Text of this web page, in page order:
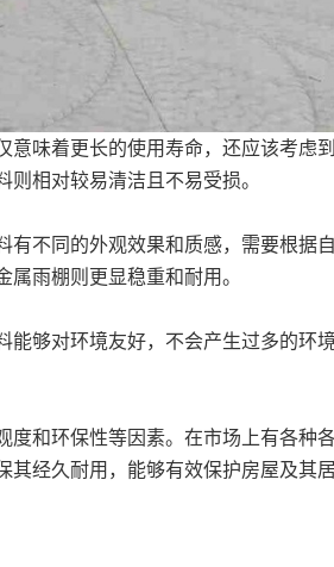
味着更长的使用寿命，还应该考虑
相对较易清洁且不易受损。
不同的外观效果和质感，需要根据
雨棚则更显稳重和耐用。
够对环境友好，不会产生过多的环
和环保性等因素。在市场上有各种
经久耐用，能够有效保护房屋及其